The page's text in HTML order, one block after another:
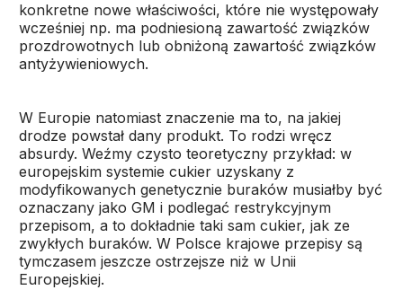
konkretne nowe właściwości, które nie występowały
wcześniej np. ma podniesioną zawartość związków
prozdrowotnych lub obniżoną zawartość związków
antyżywieniowych.
W Europie natomiast znaczenie ma to, na jakiej
drodze powstał dany produkt. To rodzi wręcz
absurdy. Weźmy czysto teoretyczny przykład: w
europejskim systemie cukier uzyskany z
modyfikowanych genetycznie buraków musiałby być
oznaczany jako GM i podlegać restrykcyjnym
przepisom, a to dokładnie taki sam cukier, jak ze
zwykłych buraków. W Polsce krajowe przepisy są
tymczasem jeszcze ostrzejsze niż w Unii
Europejskiej.